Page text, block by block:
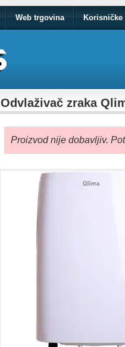
Web trgovina Korisničke
Odvlaživač zraka
Proizvod nije dobavljiv.